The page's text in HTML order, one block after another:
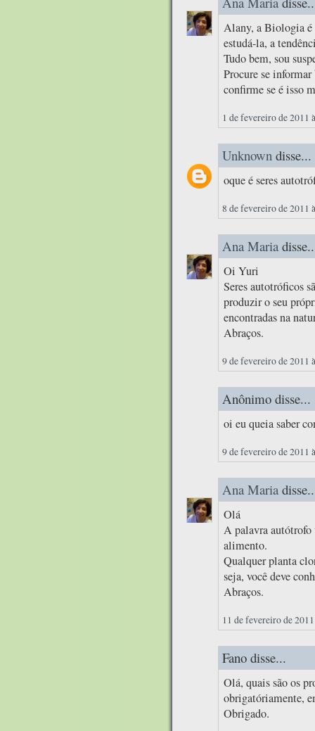
Alany, a Biologia é
estudá-la, a
Tudo bem, sou
Procure se informar
confirme se é isso
1 de fevereiro de 2011
Unknown disse...
oque é seres
8 de fevereiro de 2011
Ana Maria
Oi Yuri
Seres autotróficos
produzir o seu
encontradas na
Abraços.
9 de fevereiro de 2011
Anônimo disse...
oi eu queia saber
9 de fevereiro de 2011
Ana Maria
Olá
A palavra
alimento.
Qualquer planta
seja, você deve
Abraços.
11 de fevereiro de
Fano disse...
Olá, quais são os
obrigatóriamente,
Obrigado.